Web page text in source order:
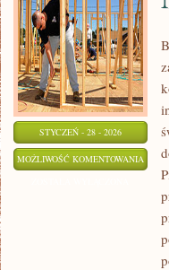
STYCZEŃ - 28 - 2026
MOŻLIWOŚĆ KOMENTOWANIA
MITY